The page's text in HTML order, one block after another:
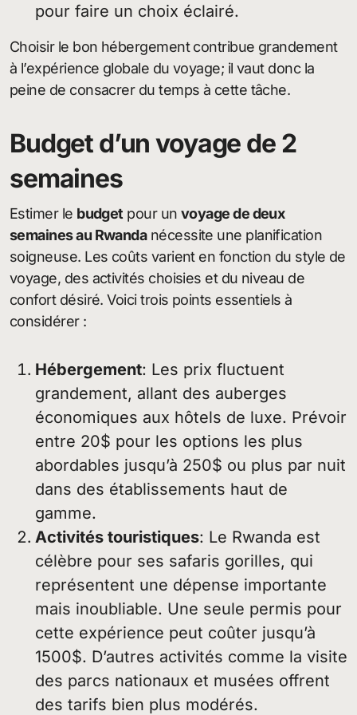
pour faire un choix éclairé.
Choisir le bon hébergement contribue grandement
à l’expérience globale du voyage; il vaut donc la
peine de consacrer du temps à cette tâche.
Budget d’un voyage de 2
semaines
Estimer le budget pour un voyage de deux
semaines au Rwandanécessite une planification
soigneuse. Les coûts varient en fonction du style de
voyage, des activités choisies et du niveau de
confort désiré. Voici trois points essentiels à
considérer :
Hébergement: Les prix fluctuent
grandement, allant des auberges
économiques aux hôtels de luxe. Prévoir
entre 20$ pour les options les plus
abordables jusqu’à 250$ ou plus par nuit
dans des établissements haut de
gamme.
Activités touristiques: Le Rwanda est
célèbre pour ses safaris gorilles, qui
représentent une dépense importante
mais inoubliable. Une seule permis pour
cette expérience peut coûter jusqu’à
1500$. D’autres activités comme la visite
des parcs nationaux et musées offrent
des tarifs bien plus modérés.